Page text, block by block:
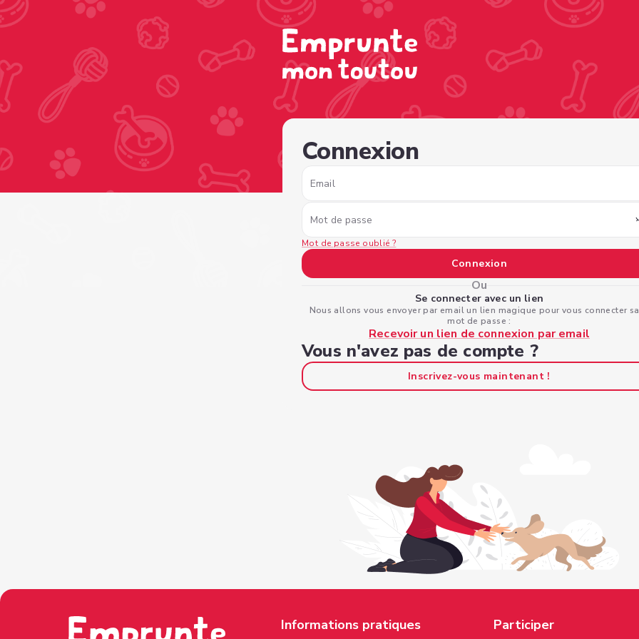
Connexion
Email
Mot de passe
Mot de passe oublié ?
Connexion
Ou
Se connecter avec un lien
Nous allons vous envoyer par email un lien magique pour vous connecter
mot de passe :
Recevoir un lien de connexion par email
Vous n'avez pas de compte ?
Inscrivez-vous maintenant !
Informations pratiques Participer
/sign-in?nextPage=%2Fview-profile%2F046074ce-12f5-41af-8b58-afcb9e85c0dc